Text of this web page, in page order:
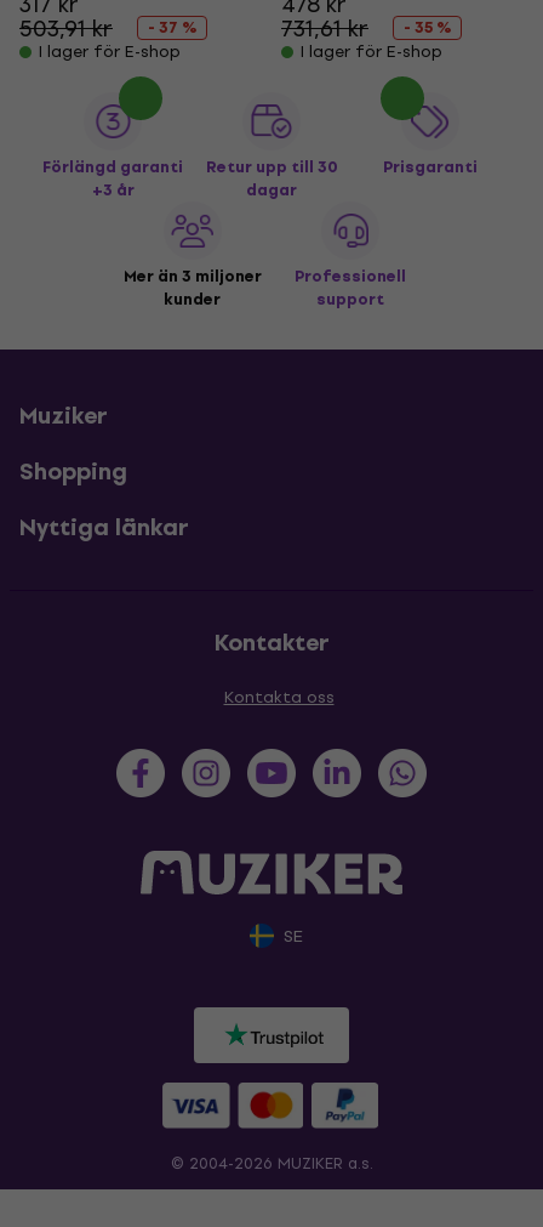
503,91 kr
- 37 %
I lager för E-shop
731,61 kr
- 35 %
I lager för E-shop
Förlängd garanti
+3 år
Retur upp till 30
dagar
Prisgaranti
Mer än 3 miljoner
kunder
Professionell
support
Muziker
Shopping
Nyttiga länkar
Kontakter
Kontakta oss
SE
© 2004-2026 MUZIKER a.s.